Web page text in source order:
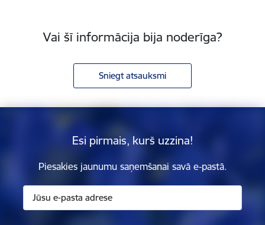
Vai šī informācija bija noderīga?
Sniegt atsauksmi
Esi pirmais, kurš uzzina!
Piesakies jaunumu saņemšanai savā e-pastā.